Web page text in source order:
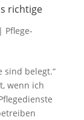
richtige
Pflege-
sind belegt.“
wenn ich